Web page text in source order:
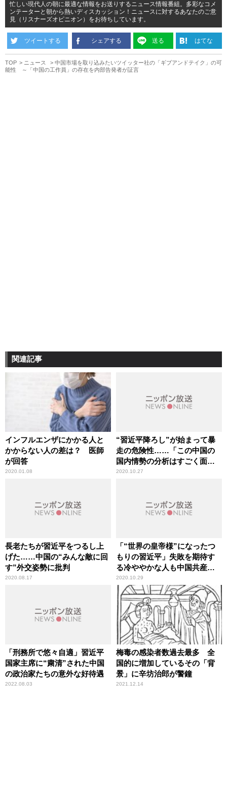
忙しい現代人の朝に最適な情報をお送りするニュース情報番組。多彩なコメ
ンテーターと朝から熱いディスカッション！ニュースに対するあなたのご意
見（リスナーズオピニオン）をお待ちしています。
ツイートする シェアする 送る はてな
TOP ニュース
中国市場を取り込みたいツイッター社の「ギブアンドテイク」の可
能性 ～「中国の工作員」の存在を内部告発者が証言
関連記事
インフルエンザにかかる人と
かからない人の差は？ 医師
が回答
2020.01.08
“習近平降ろし”が始まって暴
走の危険性……「この中国の
国内情勢の分析はすごく面白
い」辛坊治郎が言及
2020.10.27
長老たちが習近平をつるし上
げた……中国の“みんな敵に回
す”外交姿勢に批判
2020.08.17
「“世界の皇帝様”になったつ
もりの習近平」失敗を期待す
る冷ややかな人も中国共産党
には多い
2020.10.29
「刑務所で悠々自適」習近平
国家主席に“粛清”された中国
の政治家たちの意外な好待遇
2022.08.03
梅毒の感染者数過去最多 全
国的に増加しているその「背
景」に辛坊治郎が警鐘
2021.12.14